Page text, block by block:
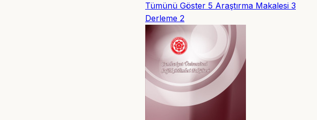
Tümünü Göster 5 Araştırma Makalesi 3
Derleme 2